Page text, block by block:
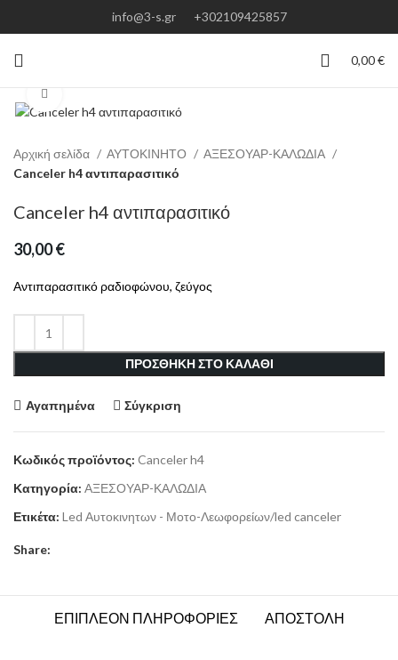
info@3-s.gr +302109425857
0,00€
Αρχική σελίδα ΑΥΤΟΚΙΝΗΤΟ
ΑΞΕΣΟΥΑΡ-ΚΑΛΩΔΙΑ
Canceler h4 αντιπαρασιτικό
Canceler h4 αντιπαρασιτικό
30,00€
Αντιπαρασιτικό ραδιοφώνου, ζεύγος
ΠΡΟΣΘΗΚΗ ΣΤΟ ΚΑΛΑΘΙ
Αγαπημένα Σύγκριση
Κωδικός προϊόντος: Canceler h4
Κατηγορία: ΑΞΕΣΟΥΑΡ-ΚΑΛΩΔΙΑ
Ετικέτα: Led Αυτοκινητων - Μοτο-Λεωφορείων/led canceler
Share:
ΕΠΙΠΛΕΟΝ ΠΛΗΡΟΦΟΡΙΕΣ ΑΠΟΣΤΟΛΗ